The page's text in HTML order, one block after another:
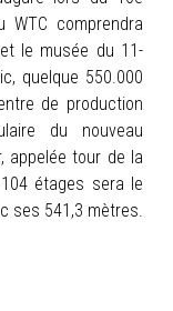
WTC comprendra
le musée du 11-
quelque 550.000
de production
du nouveau
appelée tour de la
étages sera le
ses 541,3 mètres.